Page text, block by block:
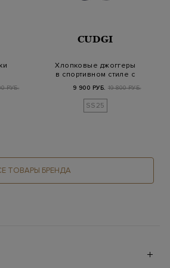
РУБ.
CUDGI
Хлопковые джоггеры
в спортивном стиле с
9 900 РУБ. 19 800 РУБ.
SS25
ТОВАРЫ БРЕНДА